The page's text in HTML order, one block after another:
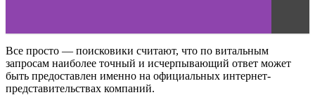
Все просто — поисковики считают, что по витальным
запросам наиболее точный и исчерпывающий ответ может
быть предоставлен именно на официальных интернет-
представительствах компаний.